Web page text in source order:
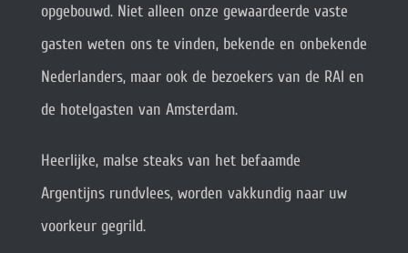
opgebouwd. Niet alleen onze gewaardeerde vaste
gasten weten ons te vinden, bekende en onbekende
Nederlanders, maar ook de bezoekers van de RAI en
de hotelgasten van Amsterdam.
Heerlijke, malse steaks van het befaamde
Argentijns rundvlees, worden vakkundig naar uw
voorkeur gegrild.